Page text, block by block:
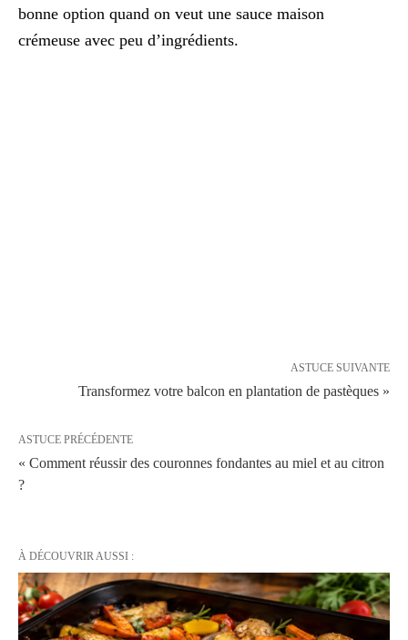
bonne option quand on veut une sauce maison
crémeuse avec peu d’ingrédients.
ASTUCE SUIVANTE
Transformez votre balcon en plantation de pastèques »
ASTUCE PRÉCÉDENTE
« Comment réussir des couronnes fondantes au miel et au citron
?
À DÉCOUVRIR AUSSI :